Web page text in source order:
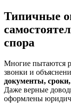
Типичные
спора
Многие пытаются
звонки и
документы,
Даже верные
оформлены